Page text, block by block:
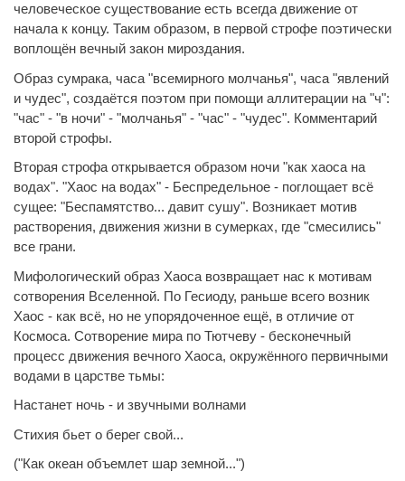
человеческое существование есть всегда движение от
начала к концу. Таким образом, в первой строфе поэтически
воплощён вечный закон мироздания.
Образ сумрака, часа "всемирного молчанья", часа "явлений
и чудес", создаётся поэтом при помощи аллитерации на "ч":
"час" - "в ночи" - "молчанья" - "час" - "чудес". Комментарий
второй строфы.
Вторая строфа открывается образом ночи "как хаоса на
водах". "Хаос на водах" - Беспредельное - поглощает всё
сущее: "Беспамятство... давит сушу". Возникает мотив
растворения, движения жизни в сумерках, где "смесились"
все грани.
Мифологический образ Хаоса возвращает нас к мотивам
сотворения Вселенной. По Гесиоду, раньше всего возник
Хаос - как всё, но не упорядоченное ещё, в отличие от
Космоса. Сотворение мира по Тютчеву - бесконечный
процесс движения вечного Хаоса, окружённого первичными
водами в царстве тьмы:
Настанет ночь - и звучными волнами
Стихия бьет о берег свой...
("Как океан объемлет шар земной...")